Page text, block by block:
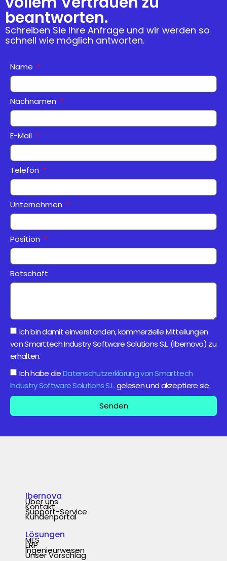
beantworten.
Schreiben Sie Ihre Anfrage und wir werden so
schnell wie möglich antworten.
Name
Nachnamen
E-Mail
Telefon
Unternehmen
Position
Botschaft
Ich bin damit einverstanden, kommerzielle Mitteilungen
von Smarttech Industry Software Solutions S.L. (Ibernova) zu
erhalten.
Ich habe dieDatenschutzerklärung von Smarttech
Industry Software Solutions S.L.gelesen und akzeptiere sie.
Senden
Ibernova
Über uns
Kontakt
Support-Service
Kundenportal
Lösungen
MES
ERP
Ingenieurwesen
Unser Vorschlag